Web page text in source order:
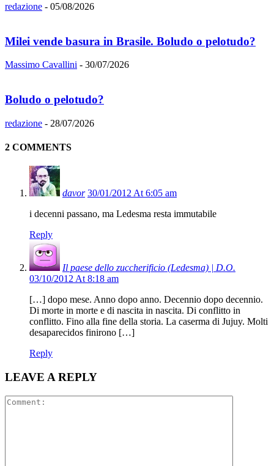
redazione - 05/08/2026
Milei vende basura in Brasile. Boludo o pelotudo?
Massimo Cavallini - 30/07/2026
Boludo o pelotudo?
redazione - 28/07/2026
2 COMMENTS
davor 30/01/2012 At 6:05 am
i decenni passano, ma Ledesma resta immutabile
Reply
Il paese dello zuccherificio (Ledesma) | D.O.
03/10/2012 At 8:18 am
[…] dopo mese. Anno dopo anno. Decennio dopo decennio.
Di morte in morte e di nascita in nascita. Di conflitto in
conflitto. Fino alla fine della storia. La caserma di Jujuy. Molti
desaparecidos finirono […]
Reply
LEAVE A REPLY